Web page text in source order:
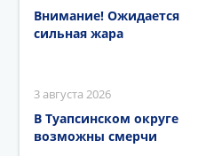
Внимание! Ожидается
сильная жара
3 августа 2026
В Туапсинском округе
возможны смерчи